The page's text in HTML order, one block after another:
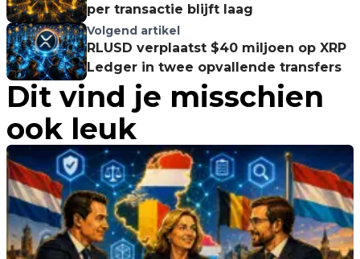
per transactie blijft laag
Volgend artikel
RLUSD verplaatst $40 miljoen op XRP
Ledger in twee opvallende transfers
Dit vind je misschien
ook leuk